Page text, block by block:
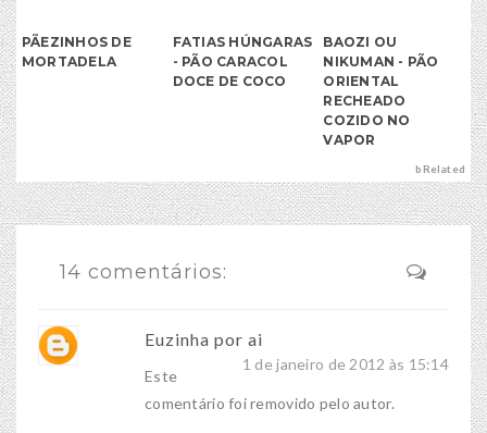
PÃEZINHOS DE
MORTADELA
FATIAS HÚNGARAS
- PÃO CARACOL
DOCE DE COCO
BAOZI OU
NIKUMAN - PÃO
ORIENTAL
RECHEADO
COZIDO NO
VAPOR
bRelated
14 comentários:
Euzinha por ai
1 de janeiro de 2012 às 15:14
Este
comentário foi removido pelo autor.